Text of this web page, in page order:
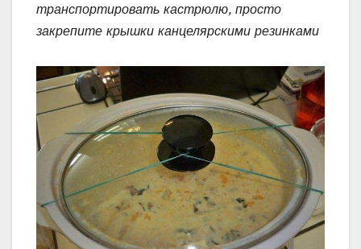
транспортировать кастрюлю, просто
закрепите крышки канцелярскими резинками